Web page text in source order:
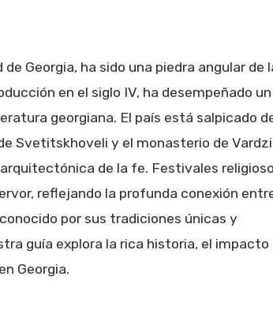
Georgia, ha sido una piedra angular de
en el siglo IV, ha desempeñado un
georgiana. El país está salpicado
Svetitskhoveli y el monasterio de
de la fe. Festivales
reflejando la profunda conexión
por sus tradiciones únicas y
guía explora la rica historia, el impacto
Georgia.